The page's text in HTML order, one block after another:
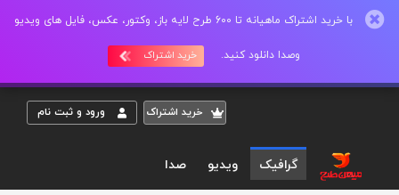
با خرید اشتراک ماهیانه تا 600 طرح لایه باز، وکتور، عکس، فایل های ویدیو
وصدا دانلود کنید. خرید اشتراک
خريد اشتراک ورود و ثبت نام
گرافیک ویدیو صدا